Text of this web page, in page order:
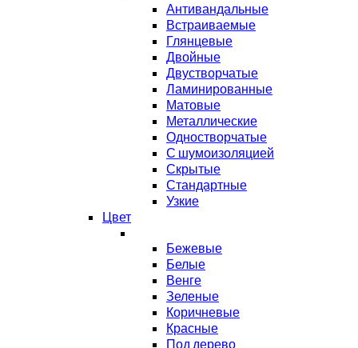
Антивандальные
Встраиваемые
Глянцевые
Двойные
Двустворчатые
Ламинированные
Матовые
Металлические
Одностворчатые
С шумоизоляцией
Скрытые
Стандартные
Узкие
Цвет
Бежевые
Белые
Венге
Зеленые
Коричневые
Красные
Под дерево